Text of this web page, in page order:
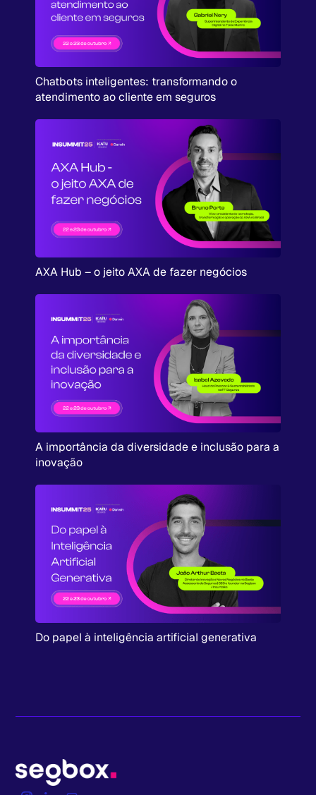
Chatbots inteligentes: transformando o
atendimento ao cliente em seguros
AXA Hub – o jeito AXA de fazer negócios
A importância da diversidade e inclusão para a
inovação
Do papel à inteligência artificial generativa